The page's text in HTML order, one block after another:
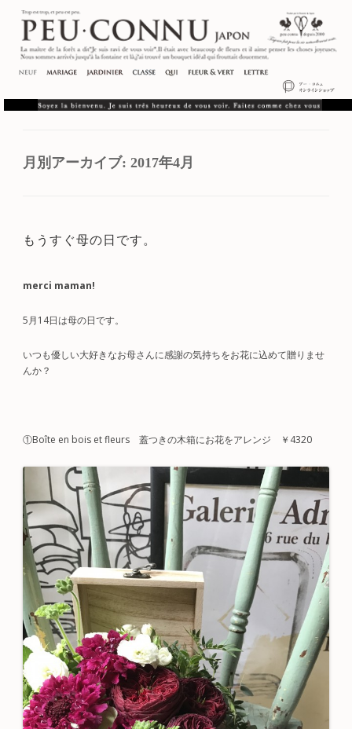
月別アーカイブ: 2017年4月
もうすぐ母の日です。
merci maman!
5月14日は母の日です。
いつも優しい大好きなお母さんに感謝の気持ちをお花に込めて贈りませ
んか？
①Boîte en bois etfleurs 蓋つきの木箱にお花をアレンジ ￥4320